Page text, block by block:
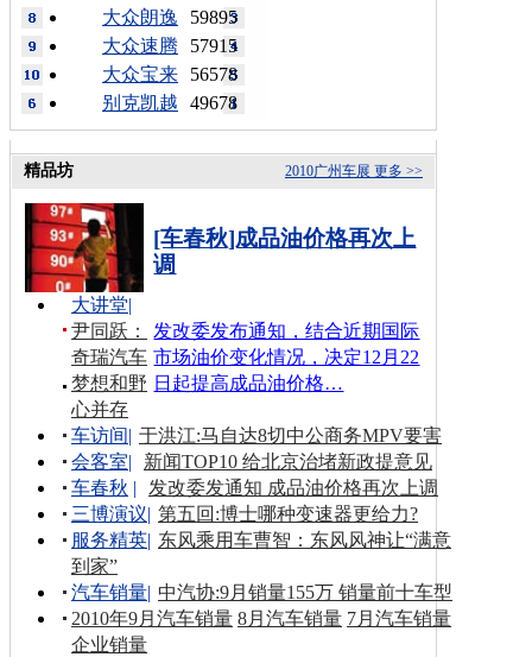
59895
大众朗逸
57915
大众速腾
56578
大众宝来
49678
别克凯越
更多 >>
2010广州车展
精品坊
[车春秋]成品油价格再次上
调
发改委发布通知，结合近期国际
市场油价变化情况，决定12月22
日起提高成品油价格…
大讲堂|
尹同跃：
奇瑞汽车
梦想和野
心并存
车访间| 于洪江:马自达8切中公商务MPV要害
会客室|
新闻TOP10 给北京治堵新政提意见
车春秋 |
发改委发通知 成品油价格再次上调
三博演议| 第五回:博士哪种变速器更给力?
服务精英| 东风乘用车曹智：东风风神让“满意
到家”
汽车销量| 中汽协:9月销量155万 销量前十车型
2010年9月汽车销量 8月汽车销量 7月汽车销量
企业销量